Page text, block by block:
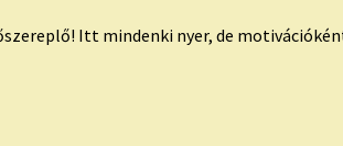
Itt mindenki nyer, de